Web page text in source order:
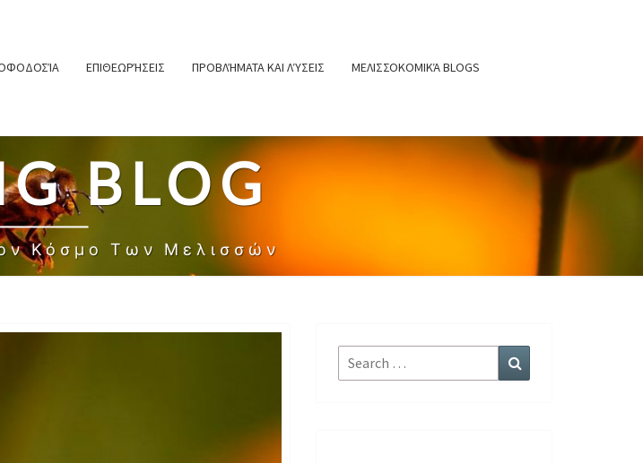
ΕΠΙΘΕΩΡΉΣΕΙΣ ΠΡΟΒΛΉΜΑΤΑ ΚΑΙ ΛΎΣΕΙΣ ΜΕΛΙΣΣΟΚΟΜΙΚΆ BLOGS
BLOG
Κόσμο Των Μελισσών
Search
for: